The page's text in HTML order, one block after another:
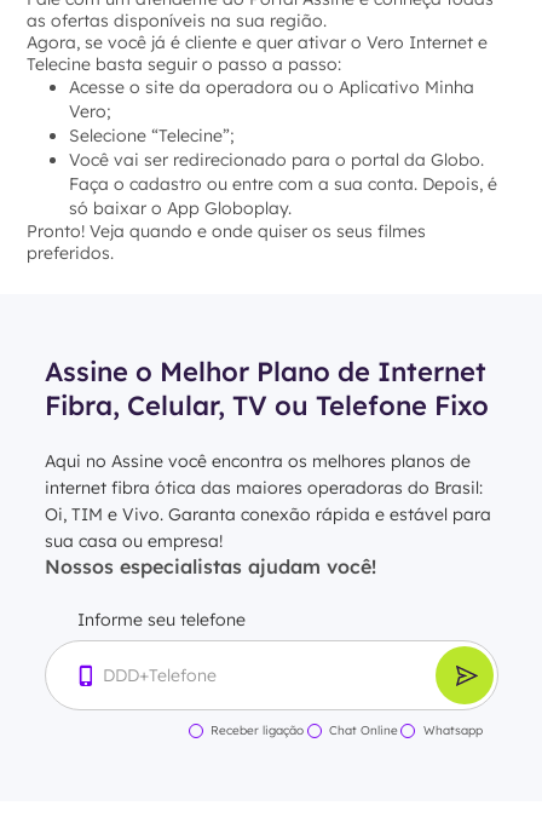
as ofertas disponíveis na sua região.
Agora, se você já é cliente e quer ativar o Vero Internet e
Telecine basta seguir o passo a passo:
Acesse o site da operadora ou o Aplicativo Minha
Vero;
Selecione “Telecine”;
Você vai ser redirecionado para o portal da Globo.
Faça o cadastro ou entre com a sua conta. Depois, é
só baixar o App Globoplay.
Pronto! Veja quando e onde quiser os seus filmes
preferidos.
Assine o Melhor Plano de Internet
Fibra, Celular, TV ou Telefone Fixo
Aqui no Assine você encontra os melhores planos de
internet fibra ótica das maiores operadoras do Brasil:
Oi, TIM e Vivo. Garanta conexão rápida e estável para
sua casa ou empresa!
Nossos especialistas ajudam você!
Informe seu telefone
Receber ligação Chat Online Whatsapp